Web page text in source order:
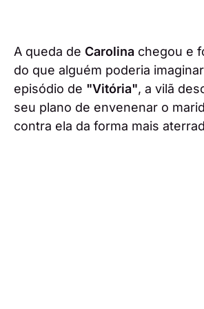
A queda de Carolina chegou e
do que alguém poderia
episódio de "Vitória", a vilã
seu plano de envenenar o
contra ela da forma mais